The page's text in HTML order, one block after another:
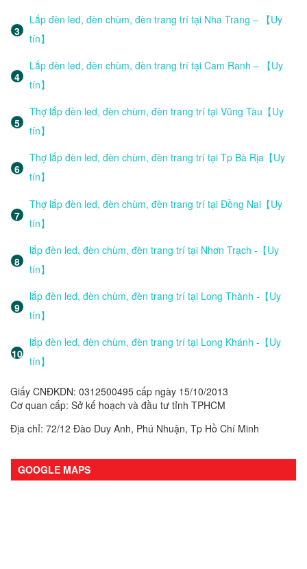
Lắp đèn led, đèn chùm, đèn trang trí tại Nha Trang – 【Uy
tín】
Lắp đèn led, đèn chùm, đèn trang trí tại Cam Ranh – 【Uy
tín】
Thợ lắp đèn led, đèn chùm, đèn trang trí tại Vũng Tàu【Uy
tín】
Thợ lắp đèn led, đèn chùm, đèn trang trí tại Tp Bà Rịa【Uy
tín】
Thợ lắp đèn led, đèn chùm, đèn trang trí tại Đồng Nai【Uy
tín】
lắp đèn led, đèn chùm, đèn trang trí tại Nhơn Trạch -【Uy
tín】
lắp đèn led, đèn chùm, đèn trang trí tại Long Thành -【Uy
tín】
lắp đèn led, đèn chùm, đèn trang trí tại Long Khánh -【Uy
tín】
Giấy CNĐKDN: 0312500495 cấp ngày 15/10/2013
Cơ quan cấp: Sở kế hoạch và đầu tư tỉnh TPHCM
Địa chỉ: 72/12 Đào Duy Anh, Phú Nhuận, Tp Hồ Chí Minh
GOOGLE MAPS